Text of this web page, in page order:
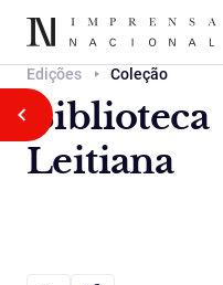
Edições Coleção
Biblioteca
Leitiana